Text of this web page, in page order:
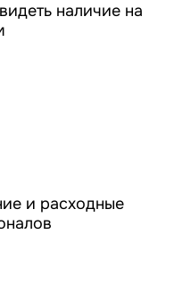
наличие на
и расходные